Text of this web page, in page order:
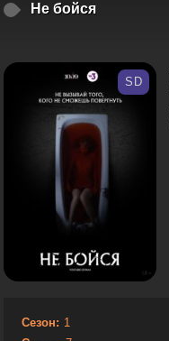
Не бойся
SD
Сезон: 1